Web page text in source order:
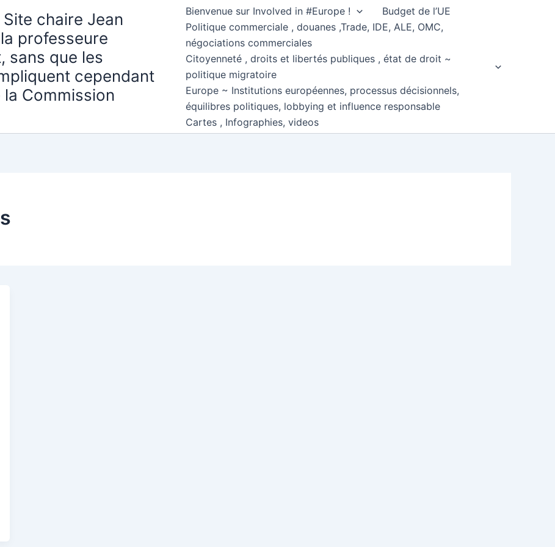
chaire Jean
professeure
sans que les
cependant
Commission
Bienvenue sur Involved in #Europe !
Budget de l’UE
Politique commerciale , douanes ,Trade, IDE, ALE, OMC,
négociations commerciales
Citoyenneté , droits et libertés publiques , état de droit ~
politique migratoire
Europe ~ Institutions européennes, processus décisionnels,
équilibres politiques, lobbying et influence responsable
Cartes , Infographies, videos